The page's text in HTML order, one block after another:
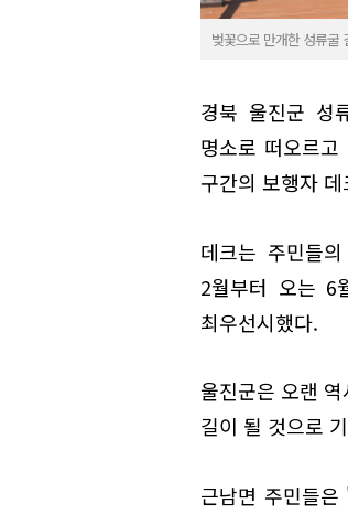
벚꽃으로 만개한 성류굴
경북 울진군 성
명소로 떠오르
구간의 보행자 데
데크는 주민들
2월부터 오는 6
최우선시했다.
울진군은 오랜
길이 될 것으로
근남면 주민들